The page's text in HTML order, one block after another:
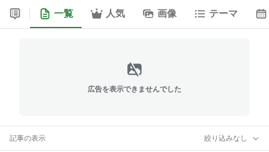
一覧 人気 画像 テーマ
広告を表示できませんでした
記事の表示 絞り込みなし